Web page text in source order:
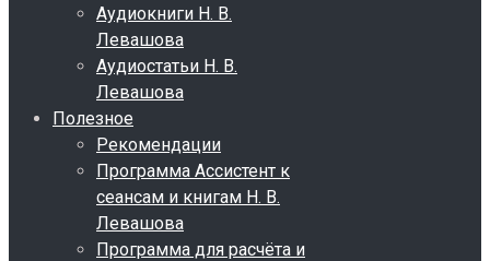
Аудиокниги Н. В.
Левашова
Аудиостатьи Н. В.
Левашова
Полезное
Рекомендации
Программа Ассистент к
сеансам и книгам Н. В.
Левашова
Программа для расчёта и